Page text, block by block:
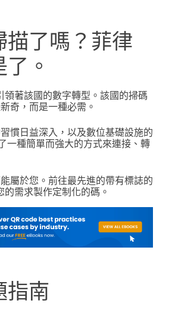
描了嗎？菲律
。
領著該國的數字轉型。該國的掃碼
奇，而是一種必需。
慣日益深入，以及數位基礎設施的
一種簡單而強大的方式來連接、轉
屬於您。前往最先進的帶有標誌的
需求製作定制化的碼。
指南